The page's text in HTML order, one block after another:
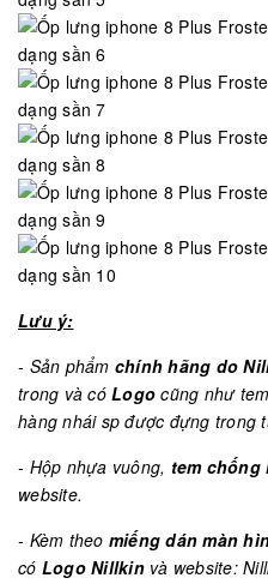
Lưu ý:
- Sản phẩm chính hãng do
trong và có Logo cũng như
hàng nhái sp được đựng trong
- Hộp nhựa vuông, tem chống
website.
- Kèm theo miếng dán màn
có Logo Nillkinvà website: